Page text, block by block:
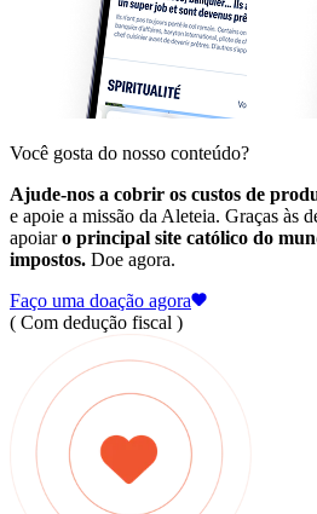
Você gosta do nosso conteúdo?
Ajude-nos a cobrir os custos de
e apoie a missão da Aleteia. Graças às
apoiaro principal site católico do
impostos. Doe agora.
Faço uma doação agora
( Com dedução fiscal )